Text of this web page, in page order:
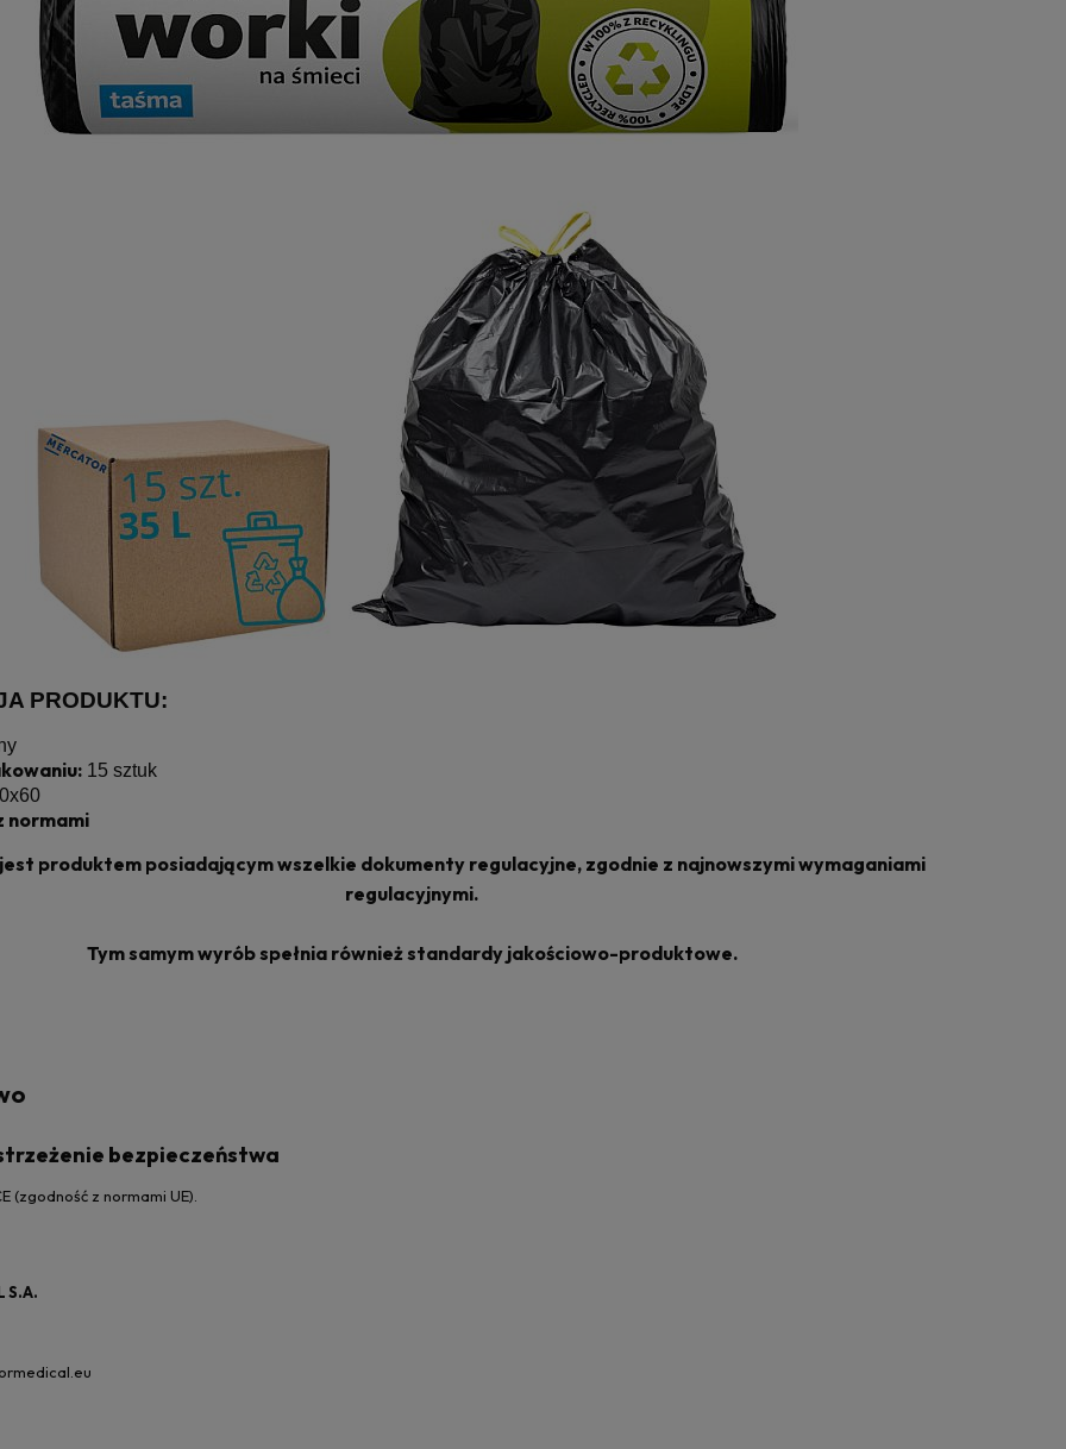
PRODUKTU:
15 sztuk
normami
produktem posiadającym wszelkie dokumenty regulacyjne, zgodnie z najnowszymi wymaganiami
regulacyjnymi.
Tym samym wyrób spełnia również standardy jakościowo-produktowe.
bezpieczeństwa
(zgodność z normami UE).
S.A.